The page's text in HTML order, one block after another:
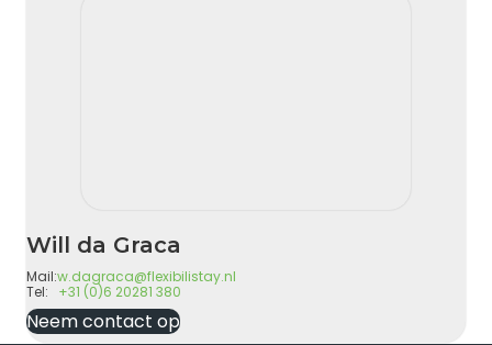
Will da Graca
Mail:w.dagraca@flexibilistay.nl
Tel: +31 (0)6 20281 380
Neem contact op